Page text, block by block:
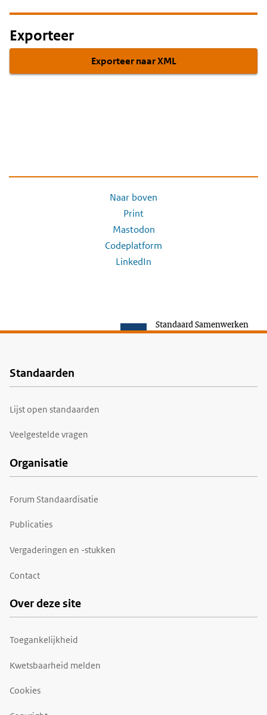
Exporteer
Exporteer naar XML
Naar boven
Print
Mastodon
Codeplatform
LinkedIn
Standaard Samenwerken
Voet
Standaarden
Lijst open standaarden
Veelgestelde vragen
Organisatie
Forum Standaardisatie
Publicaties
Vergaderingen en -stukken
Contact
Over deze site
Toegankelijkheid
Kwetsbaarheid melden
Cookies